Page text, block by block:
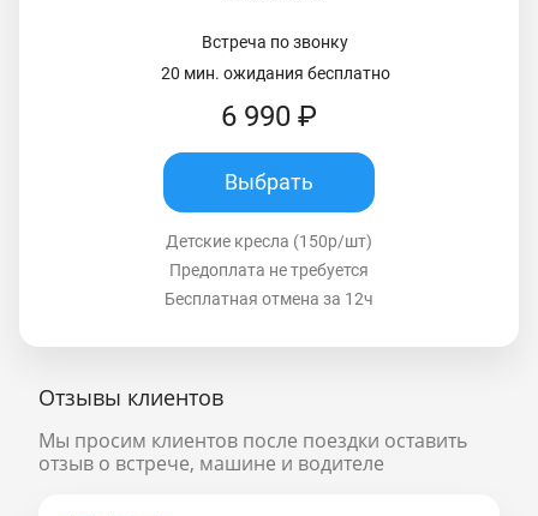
Встреча по звонку
20 мин. ожидания бесплатно
6 990 ₽
Выбрать
Детские кресла (150р/шт)
Предоплата не требуется
Бесплатная отмена за 12ч
Отзывы клиентов
Мы просим клиентов после поездки оставить
отзыв о встрече, машине и водителе